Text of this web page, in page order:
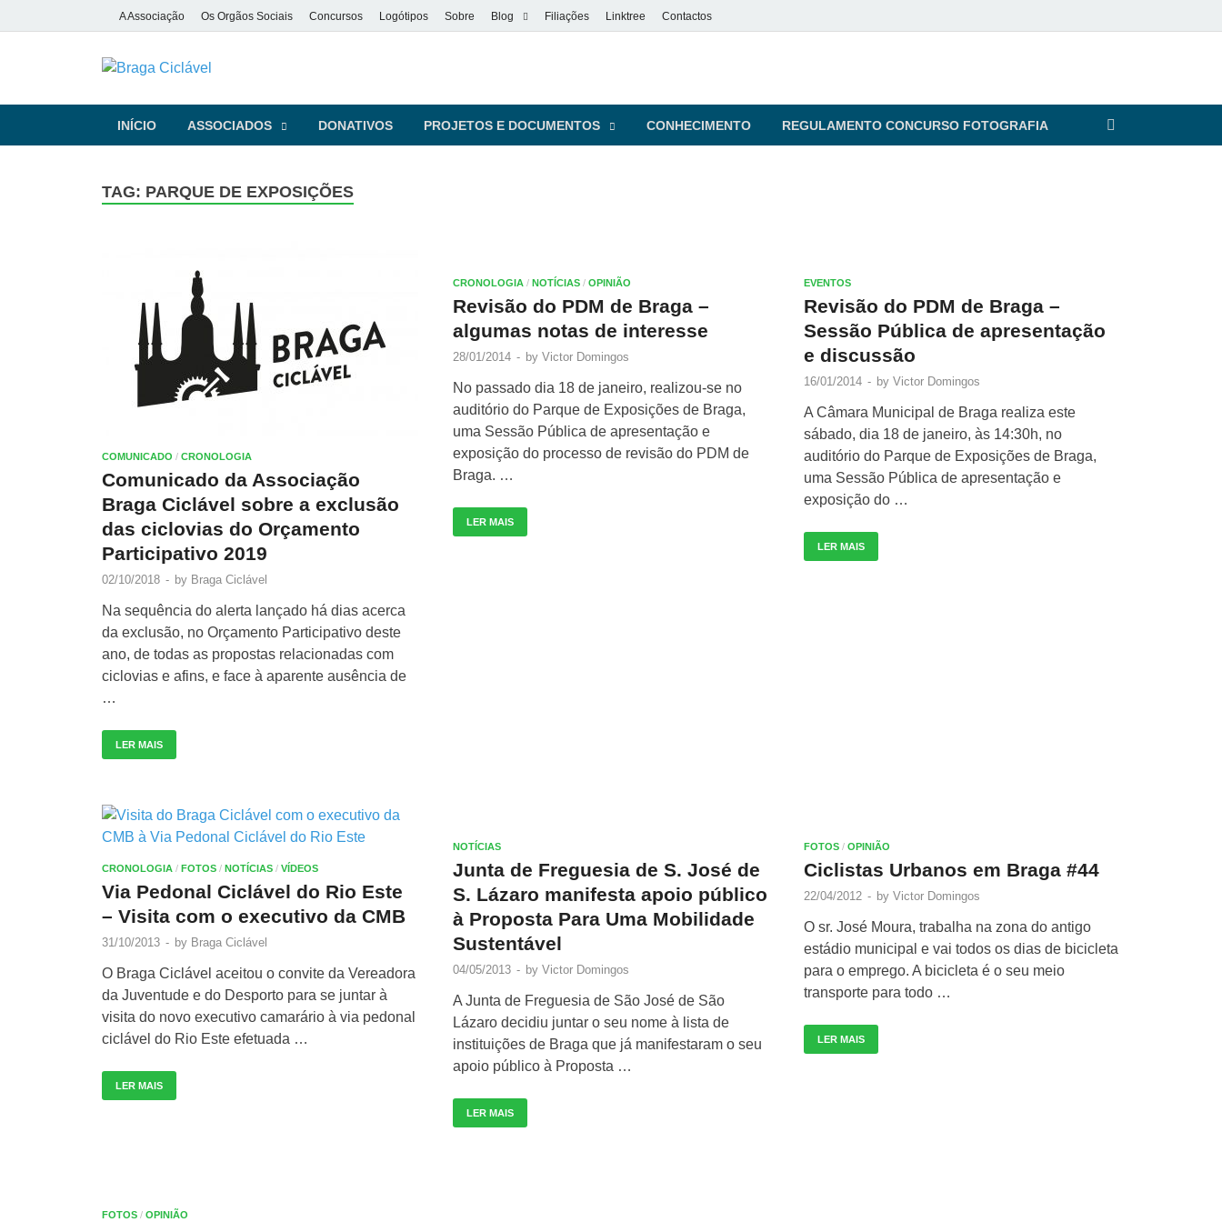
A Associação Os Orgãos Sociais Concursos Logótipos Sobre Blog Filiações Linktree Contactos
Braga Ciclável
INÍCIO ASSOCIADOS DONATIVOS PROJETOS E DOCUMENTOS CONHECIMENTO REGULAMENTO CONCURSO FOTOGRAFIA
TAG: PARQUE DE EXPOSIÇÕES
COMUNICADO / CRONOLOGIA
Comunicado da Associação
Braga Ciclável sobre a exclusão
das ciclovias do Orçamento
Participativo 2019
02/10/2018 - by Braga Ciclável
Na sequência do alerta lançado há dias acerca
da exclusão, no Orçamento Participativo deste
ano, de todas as propostas relacionadas com
ciclovias e afins, e face à aparente ausência de
…
LER MAIS
CRONOLOGIA / NOTÍCIAS / OPINIÃO
Revisão do PDM de Braga –
algumas notas de interesse
28/01/2014 - by Victor Domingos
No passado dia 18 de janeiro, realizou-se no
auditório do Parque de Exposições de Braga,
uma Sessão Pública de apresentação e
exposição do processo de revisão do PDM de
Braga. …
LER MAIS
EVENTOS
Revisão do PDM de Braga –
Sessão Pública de apresentação
e discussão
16/01/2014 - by Victor Domingos
A Câmara Municipal de Braga realiza este
sábado, dia 18 de janeiro, às 14:30h, no
auditório do Parque de Exposições de Braga,
uma Sessão Pública de apresentação e
exposição do …
LER MAIS
CRONOLOGIA / FOTOS / NOTÍCIAS / VÍDEOS
Via Pedonal Ciclável do Rio Este
– Visita com o executivo da CMB
31/10/2013 - by Braga Ciclável
O Braga Ciclável aceitou o convite da Vereadora
da Juventude e do Desporto para se juntar à
visita do novo executivo camarário à via pedonal
ciclável do Rio Este efetuada …
LER MAIS
NOTÍCIAS
Junta de Freguesia de S. José de
S. Lázaro manifesta apoio público
à Proposta Para Uma Mobilidade
Sustentável
04/05/2013 - by Victor Domingos
A Junta de Freguesia de São José de São
Lázaro decidiu juntar o seu nome à lista de
instituições de Braga que já manifestaram o seu
apoio público à Proposta …
LER MAIS
FOTOS / OPINIÃO
Ciclistas Urbanos em Braga #44
22/04/2012 - by Victor Domingos
O sr. José Moura, trabalha na zona do antigo
estádio municipal e vai todos os dias de bicicleta
para o emprego. A bicicleta é o seu meio
transporte para todo …
LER MAIS
FOTOS / OPINIÃO